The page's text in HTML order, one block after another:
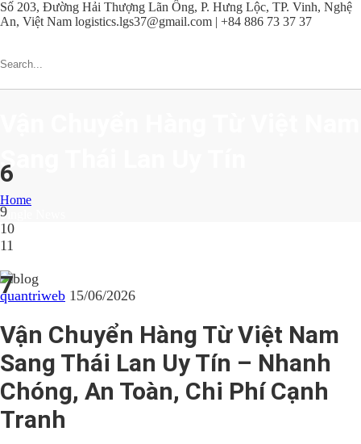
Số 203, Đường Hải Thượng Lãn Ông, P. Hưng Lộc, TP. Vinh, Nghệ
An, Việt Nam logistics.lgs37@gmail.com | +84 886 73 37 37
6
9
10
11
7
Sang Thái Lan Uy Tín
Home
Single News
quantriweb 15/06/2026
Vận Chuyển Hàng Từ Việt Nam
Sang Thái Lan Uy Tín – Nhanh
Chóng, An Toàn, Chi Phí Cạnh
Tranh